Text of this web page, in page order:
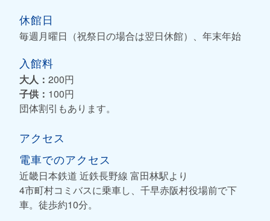
休館日
毎週月曜日（祝祭日の場合は翌日休館）、年末年始
入館料
大人： 200円
子供： 100円
団体割引もあります。
アクセス
電車でのアクセス
近畿日本鉄道 近鉄長野線 富田林駅より
4市町村コミバスに乗車し、千早赤阪村役場前で下
車。徒歩約10分。